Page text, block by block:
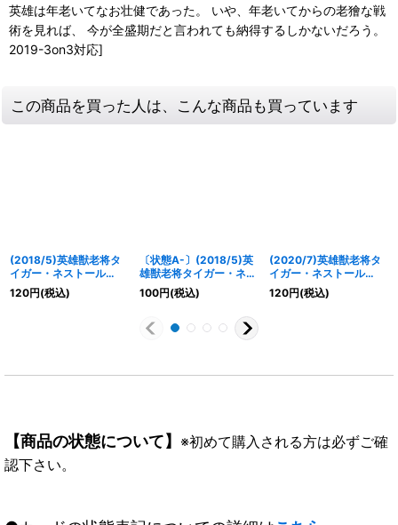
英雄は年老いてなお壮健であった。 いや、年老いてからの老獪な戦
術を見れば、 今が全盛期だと言われても納得するしかないだろう。
2019-3on3対応]
この商品を買った人は、こんな商品も買っています
(2018/5)英雄獣老将タ
イガー・ネストール
【R】{BS44-033}
《緑》
120円(税込)
〔状態A-〕(2018/5)英
雄獣老将タイガー・ネス
トール【R】{BS44-
033}《緑》
100円(税込)
(2020/7)英雄獣老将タ
イガー・ネストール
(BSC36収録)【R】
{BS44-033}《緑》
120円(税込)
【商品の状態について】 ※初めて購入される方は必ずご確
認下さい。